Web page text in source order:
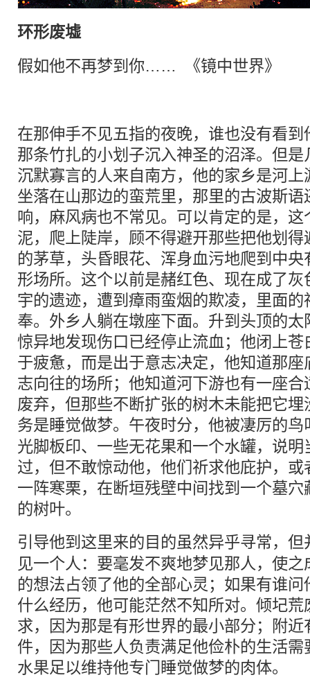
环形废墟
假如他不再梦到你…… 《镜中世界》
在那伸手不见五指的夜晚，谁也没有看
那条竹扎的小划子沉入神圣的沼泽。但
沉默寡言的人来自南方，他的家乡是河
坐落在山那边的蛮荒里，那里的古波斯
响，麻风病也不常见。可以肯定的是，
泥，爬上陡岸，顾不得避开那些把他划
的茅草，头昏眼花、浑身血污地爬到中
形场所。这个以前是赭红色、现在成了
宇的遗迹，遭到瘴雨蛮烟的欺凌，里面
奉。外乡人躺在墩座下面。升到头顶的
惊异地发现伤口已经停止流血；他闭上
于疲惫，而是出于意志决定，他知道那
志向往的场所；他知道河下游也有一座
废弃，但那些不断扩张的树木未能把它
务是睡觉做梦。午夜时分，他被凄厉的
光脚板印、一些无花果和一个水罐，说
过，但不敢惊动他，他们祈求他庇护，
一阵寒栗，在断垣残壁中间找到一个墓
的树叶。
引导他到这里来的目的虽然异乎寻常，
见一个人：要毫发不爽地梦见那人，使
的想法占领了他的全部心灵；如果有谁
什么经历，他可能茫然不知所对。倾圮
求，因为那是有形世界的最小部分；附
件，因为那些人负责满足他俭朴的生活
水果足以维持他专门睡觉做梦的肉体。